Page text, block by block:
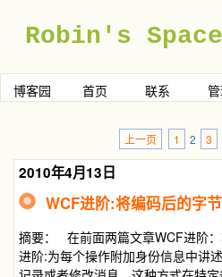
Robin's Space
博客园 首页 联系
上一页 1 2 3
2010年4月13日
WCF进阶:将编码后的字
摘要： 在前面两篇文章WCF进阶
进阶:为每个操作附加身份信息中讲